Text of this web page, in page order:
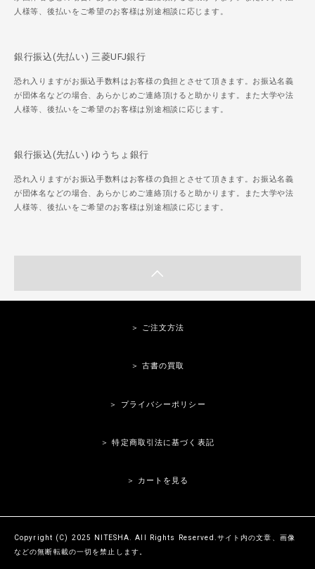
人様等、後払いをご希望のお客様は別途相談に応じます。
銀行振込(先払い) 三菱UFJ銀行
恐れ入りますがお振込手数料はお客様の負担とさせて頂きます。お振込名義
が団体名などの場合、あらかじめご連絡頂けると助かります。また大学や法
人様等、後払いをご希望のお客様は別途相談に応じます。
銀行振込(先払い) ゆうちょ銀行
恐れ入りますがお振込手数料はお客様の負担とさせて頂きます。お振込名義
が団体名などの場合、あらかじめご連絡頂けると助かります。また大学や法
人様等、後払いをご希望のお客様は別途相談に応じます。
＞ ご注文方法
＞ 古書の買取
＞ プライバシーポリシー
＞ 特定商取引法に基づく表記
＞ カートを見る
Copyright (C) 2025 NITESHA. All Rights Reserved.サイト内の文章、画像
などの無断転載の一切を禁止します。